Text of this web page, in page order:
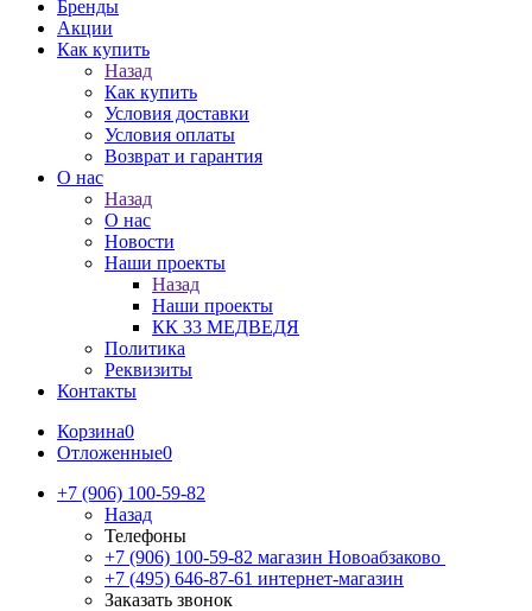
Бренды
Акции
Как купить
Назад
Как купить
Условия доставки
Условия оплаты
Возврат и гарантия
О нас
Назад
О нас
Новости
Наши проекты
Назад
Наши проекты
КК 33 МЕДВЕДЯ
Политика
Реквизиты
Контакты
Корзина0
Отложенные0
+7 (906) 100-59-82
Назад
Телефоны
+7 (906) 100-59-82 магазин Новоабзаково
+7 (495) 646-87-61 интернет-магазин
Заказать звонок